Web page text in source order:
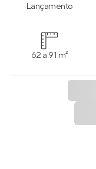
Lançamento
62 a 91 m²